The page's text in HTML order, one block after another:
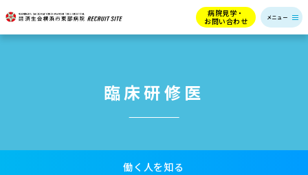
病院見学・
お問い合わせ
臨床研修医
働く人を知る